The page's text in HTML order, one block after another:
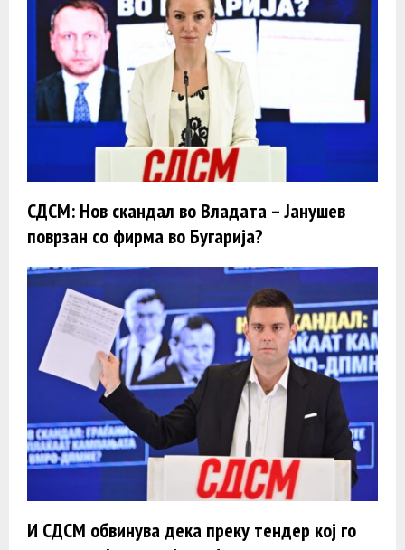
СДСМ: Нов скандал во Владата – Јанушев
поврзан со фирма во Бугарија?
И СДСМ обвинува дека преку тендер кој го